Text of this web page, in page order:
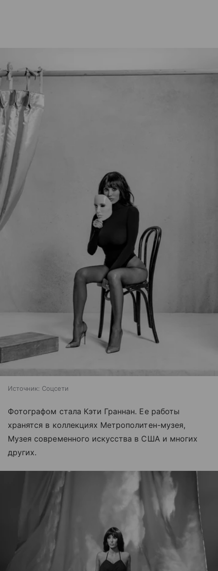
Источник: Соцсети
Фотографом стала Кэти Граннан. Ее работы
хранятся в коллекциях Метрополитен-музея,
Музея современного искусства в США и многих
других.